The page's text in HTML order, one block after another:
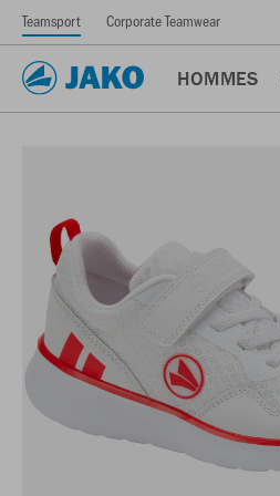
Teamsport Corporate Teamwear
HOMMES